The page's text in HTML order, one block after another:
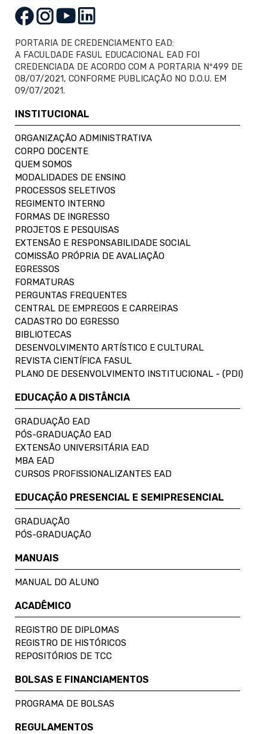
PORTARIA DE CREDENCIAMENTO EAD:
A FACULDADE FASUL EDUCACIONAL EAD FOI
CREDENCIADA DE ACORDO COM A PORTARIA Nº499 DE
08/07/2021, CONFORME PUBLICAÇÃO NO D.O.U. EM
09/07/2021.
INSTITUCIONAL
ORGANIZAÇÃO ADMINISTRATIVA
CORPO DOCENTE
QUEM SOMOS
MODALIDADES DE ENSINO
PROCESSOS SELETIVOS
REGIMENTO INTERNO
FORMAS DE INGRESSO
PROJETOS E PESQUISAS
EXTENSÃO E RESPONSABILIDADE SOCIAL
COMISSÃO PRÓPRIA DE AVALIAÇÃO
EGRESSOS
FORMATURAS
PERGUNTAS FREQUENTES
CENTRAL DE EMPREGOS E CARREIRAS
CADASTRO DO EGRESSO
BIBLIOTECAS
DESENVOLVIMENTO ARTÍSTICO E CULTURAL
REVISTA CIENTÍFICA FASUL
PLANO DE DESENVOLVIMENTO INSTITUCIONAL - (PDI)
EDUCAÇÃO A DISTÂNCIA
GRADUAÇÃO EAD
PÓS-GRADUAÇÃO EAD
EXTENSÃO UNIVERSITÁRIA EAD
MBA EAD
CURSOS PROFISSIONALIZANTES EAD
EDUCAÇÃO PRESENCIAL E SEMIPRESENCIAL
GRADUAÇÃO
PÓS-GRADUAÇÃO
MANUAIS
MANUAL DO ALUNO
ACADÊMICO
REGISTRO DE DIPLOMAS
REGISTRO DE HISTÓRICOS
REPOSITÓRIOS DE TCC
BOLSAS E FINANCIAMENTOS
PROGRAMA DE BOLSAS
REGULAMENTOS